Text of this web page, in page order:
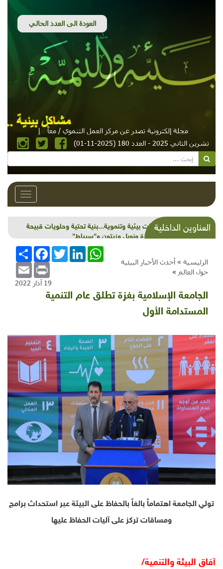
مجلة إلكترونية تصدر عن مركز العمل التنموي / معاً
|
تشرين الثاني 2025 - العدد 180 (2025-11-01)
Toggle
العناوين الداخليةشذرات بيئية وتنموية...بنية تحتية وحلويات قبيحة
وحاكورة ونوبل وزيتون و"سيباط"
الرئيسية » أحدث الأخبار البيئية
حول العالم »
انشر
FacebookTwitterLinkedInWhatsApp
Email Print
19 آذار 2022
الجامعة الإسلامية بغزة تطلق عام التنمية
المستدامة الأول
تولي الجامعة اهتماماً بالغاً بالحفاظ على البيئة عبر استحداث برامج
ومساقات تركز على آليات الحفاظ عليها
آفاق البيئة والتنمية/